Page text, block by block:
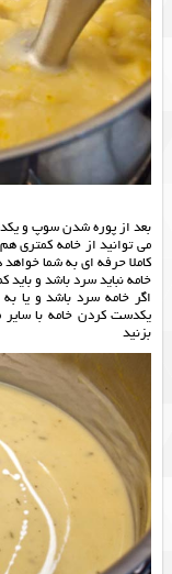
بعد از پوره شدن سوپ و
می توانید از خامه کمتری
کاملا حرفه ای به شما خواهد
خامه نباید سرد باشد و
اگر خامه سرد باشد و یا
یکدست کردن خامه با
بزنید